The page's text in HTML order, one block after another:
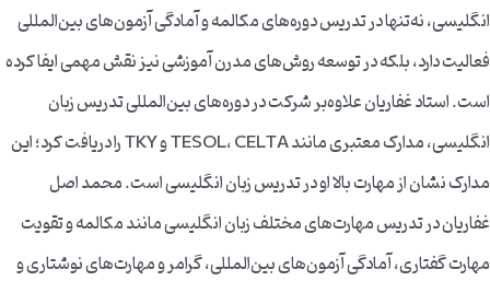
انگلیسی، نه‌تنها در تدریس دوره‌های مکالمه و آمادگی آزمون‌های بین‌المللی
فعالیت دارد، بلکه در توسعه روش‌های مدرن آموزشی نیز نقش مهمی ایفا کرده
است. استاد غفاریان علاوه‌بر شرکت در دوره‌های بین‌المللی تدریس زبان
انگلیسی، مدارک معتبری مانند TESOL، CELTA و TKY را دریافت کرد؛ این
مدارک نشان از مهارت بالا او در تدریس زبان انگلیسی است. محمد اصل
غفاریان در تدریس مهارت‌های مختلف زبان انگلیسی مانند مکالمه و تقویت
مهارت گفتاری، آمادگی آزمون‌های بین‌المللی، گرامر و مهارت‌های نوشتاری و